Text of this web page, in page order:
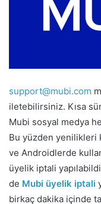
support@mubi.com
iletebilirsiniz. Kısa
Mubi sosyal medya
Bu yüzden yenilikleri
ve Androidlerde
üyelik iptali
de Mubi üyelik iptali
birkaç dakika içinde